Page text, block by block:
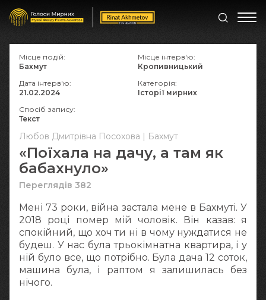
Любов Дмитрівна Посохова | Бахмут
«Поїхала на дачу, а там як
бабахнуло»
Переглядів 382
Мені 73 роки, війна застала мене в Бахмуті. У
2018 році помер мій чоловік. Він казав: я
спокійний, що хоч ти ні в чому нуждатися не
будеш. У нас була трьокімнатна квартира, і у
ній було все, що потрібно. Була дача 12 соток,
машина була, і раптом я залишилась без
нічого.
Місце подій:
Бахмут
Місце інтерв'ю:
Кропивницький
Дата інтерв'ю:
21.02.2024
Категорія:
Історії мирних
Спосіб запису:
Текст